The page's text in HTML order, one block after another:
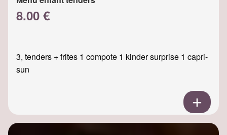
8.00 €
3, tenders + frites 1 compote 1 kinder surprise 1 capri-
sun